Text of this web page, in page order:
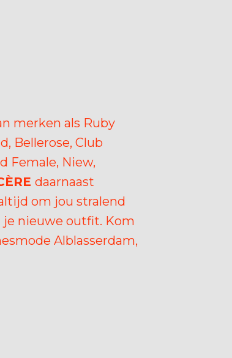
merken als Ruby
Bellerose, Club
Female, Niew,
daarnaast
om jou stralend
nieuwe outfit. Kom
Alblasserdam,